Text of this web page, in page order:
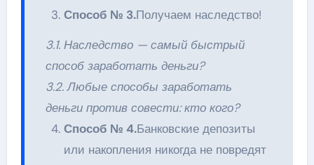
Способ № 3.Получаем наследство!
3.1. Наследство — самый быстрый
способ заработать деньги?
3.2. Любые способы заработать
деньги против совести: кто кого?
Способ № 4.Банковские депозиты
или накопления никогда не повредят